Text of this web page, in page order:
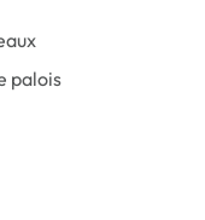
palois